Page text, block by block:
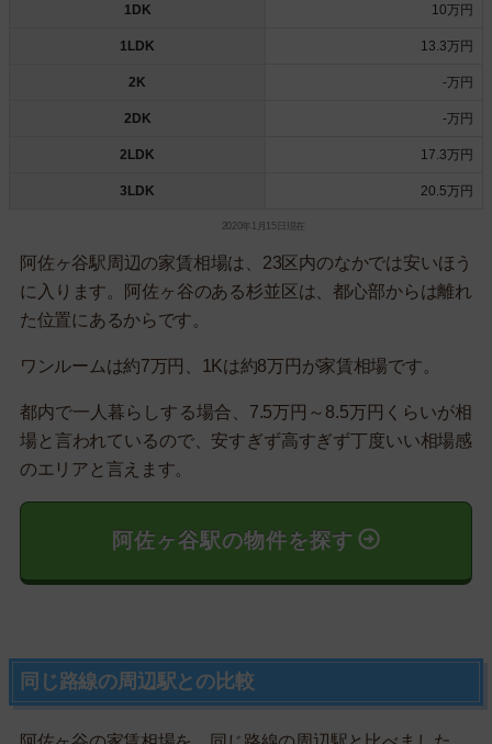
1DK 10万円
1LDK 13.3万円
2K -万円
2DK -万円
2LDK 17.3万円
3LDK 20.5万円
2020年1月15日現在
阿佐ヶ谷駅周辺の家賃相場は、23区内のなかでは安いほう
に入ります。阿佐ヶ谷のある杉並区は、都心部からは離れ
た位置にあるからです。
ワンルームは約7万円、1Kは約8万円が家賃相場です。
都内で一人暮らしする場合、7.5万円～8.5万円くらいが相
場と言われているので、安すぎず高すぎず丁度いい相場感
のエリアと言えます。
阿佐ヶ谷駅の物件を探す
同じ路線の周辺駅との比較